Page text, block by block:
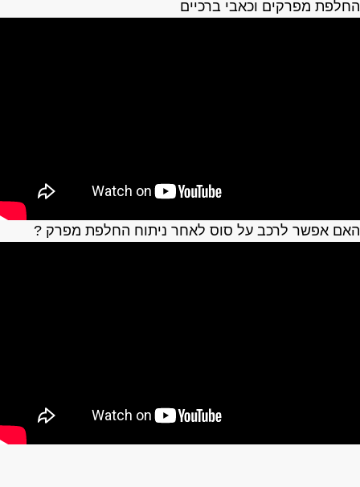
החלפת מפרקים וכאבי ברכיים
האם אפשר לרכב על סוס לאחר ניתוח החלפת מפרק ?